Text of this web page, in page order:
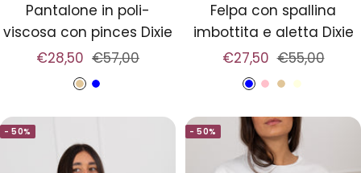
Pantalone in poli-
viscosa con pinces Dixie
Prezzo
€28,50 Prezzo
regolare
€57,00
B
e
g
B
l
Felpa con spallina
imbottita e aletta Dixie
Prezzo
€27,50 Prezzo
regolare
€55,00
B
l
u
R
o
s
a
B
e
i
g
P
a
n
n
- 50% - 50%